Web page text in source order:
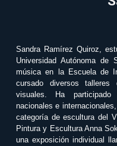
Sandra Ramírez Quiroz,
Universidad Autónoma
música en la Escuela de
cursado diversos
visuales. Ha
nacionales e
categoría de escultura del
Pintura y Escultura Anna
una exposición individual